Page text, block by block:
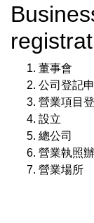
董事會
公司登記
營業項目
設立
總公司
營業執照
營業場所